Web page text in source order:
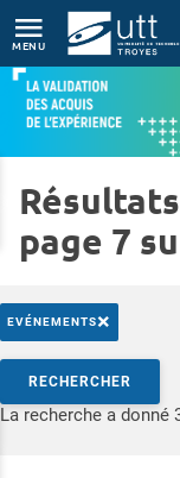
MENU
Accueil Formations
page 7
EVÉNEMENTS×
Rechercher par mots-
RECHERCHER
La recherche a donné